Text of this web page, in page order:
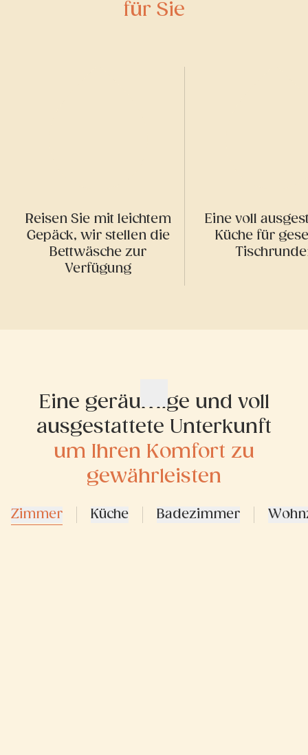
für Sie
Reisen Sie mit leichtem
Gepäck, wir stellen die
Bettwäsche zur
Verfügung
Eine voll
Küche für
Eine geräumige und voll
ausgestattete Unterkunft
um Ihren Komfort zu
gewährleisten
Zimmer Küche Badezimmer